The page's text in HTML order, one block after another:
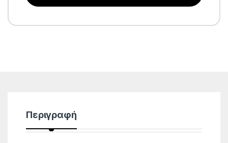
Περιγραφή